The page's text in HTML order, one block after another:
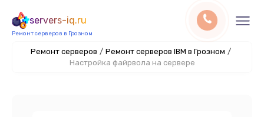
servers-iq.ru
Ремонт серверов в Грозном
Ремонт серверов / Ремонт серверов IBM в Грозном /
Настройка файрвола на сервере